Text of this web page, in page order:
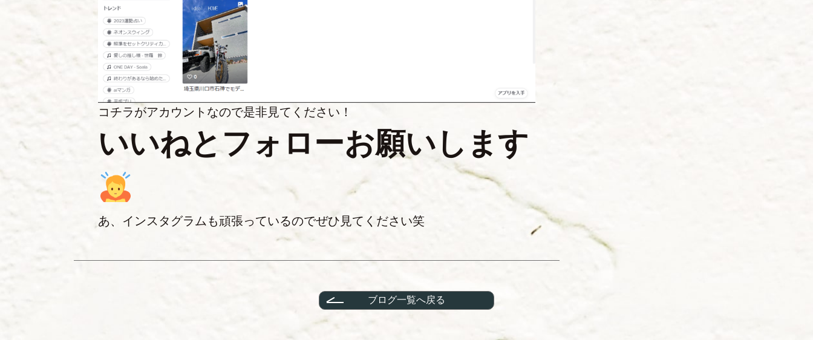
コチラがアカウントなので是非見てください！
いいねとフォローお願いします
あ、インスタグラムも頑張っているのでぜひ見てください笑
ブログ一覧へ戻る